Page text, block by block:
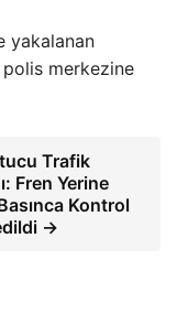
yakalanan
merkezine
Trafik
Fren Yerine
Kontrol
→